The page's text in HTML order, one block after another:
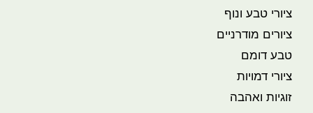
ציורי טבע ונוף
ציורים מודרניים
טבע דומם
ציורי דמויות
זוגיות ואהבה